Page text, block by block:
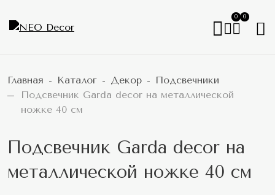
0 0
Главная Каталог Декор
Подсвечники
Подсвечник Garda decor на металлической
ножке 40 см
Подсвечник Garda decor на
металлической ножке 40 см